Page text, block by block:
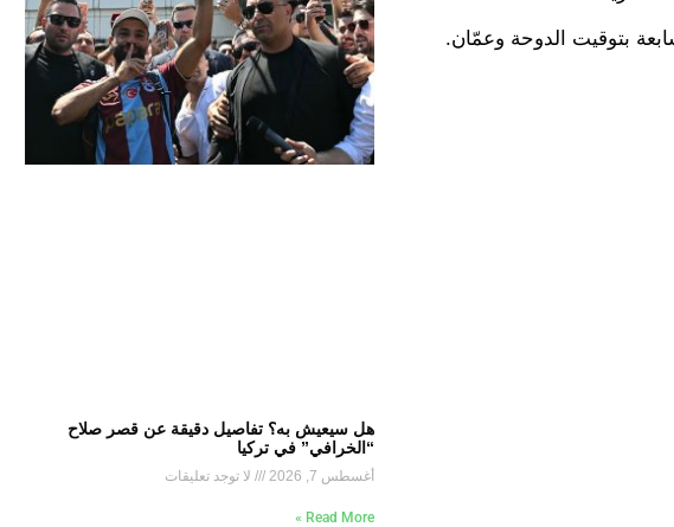
بتوقيت الدوحة وعمّان.
هل سيعيش به؟ تفاصيل دقيقة عن قصر صلاح
“الخرافي” في تركيا
أغسطس 7, 2026 لا توجد تعليقات
Read More »